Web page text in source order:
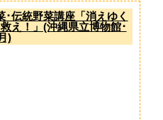
伝統野菜講座「消えゆく
え！」(沖縄県立博物館･
)